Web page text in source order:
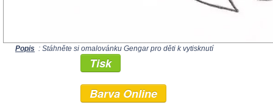
Popis : Stáhněte si omalovánku Gengar pro děti k vytisknutí
Tisk
Barva Online